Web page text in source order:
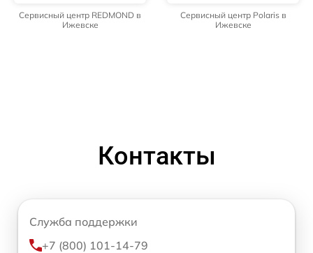
Сервисный центр REDMOND в
Ижевске
Сервисный центр Polaris в
Ижевске
Контакты
Служба поддержки
+7 (800) 101-14-79